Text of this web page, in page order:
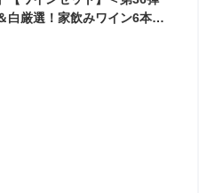
白厳選！家飲みワイン6本セ